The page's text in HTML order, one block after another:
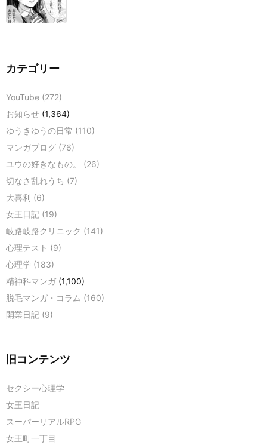
カテゴリー
YouTube (272)
お知らせ (1,364)
ゆうきゆうの日常 (110)
マンガブログ (76)
ユウの好きなもの。 (26)
切なさ乱れうち (7)
大喜利 (6)
女王日記 (19)
岐路岐路クリニック (141)
心理テスト (9)
心理学 (183)
精神科マンガ (1,100)
脱毛マンガ・コラム (160)
開業日記 (9)
旧コンテンツ
セクシー心理学
女王日記
スーパーリアルRPG
女王町一丁目